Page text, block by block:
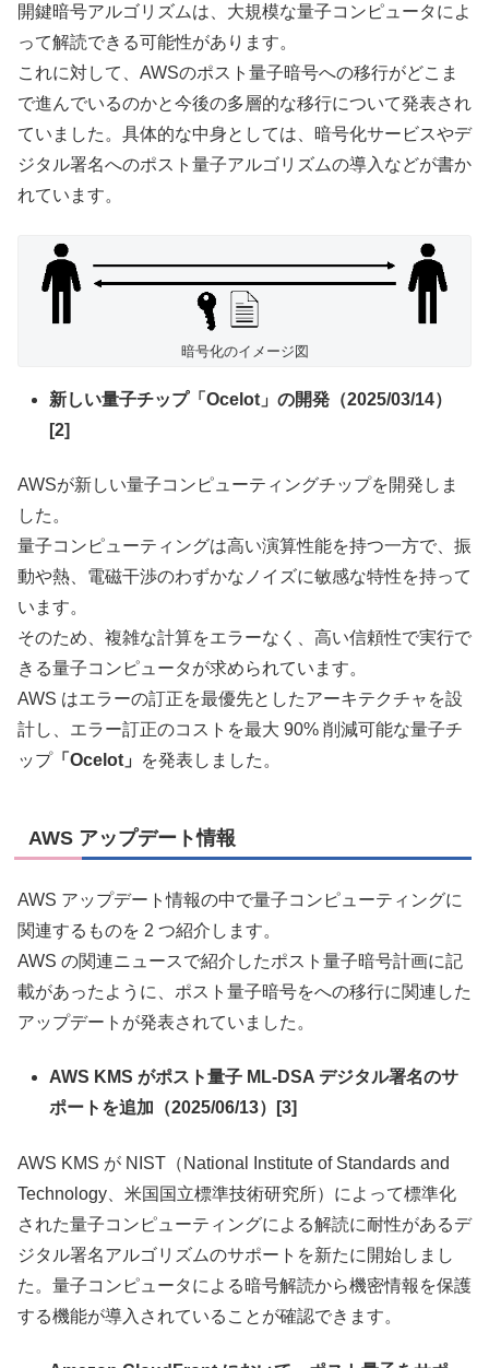
開鍵暗号アルゴリズムは、大規模な量子コンピュータによ
って解読できる可能性があります。
これに対して、AWSのポスト量子暗号への移行がどこま
で進んでいるのかと今後の多層的な移行について発表され
ていました。具体的な中身としては、暗号化サービスやデ
ジタル署名へのポスト量子アルゴリズムの導入などが書か
れています。
暗号化のイメージ図
新しい量子チップ「Ocelot」の開発（2025/03/14）
[2]
AWSが新しい量子コンピューティングチップを開発しま
した。
量子コンピューティングは高い演算性能を持つ一方で、振
動や熱、電磁干渉のわずかなノイズに敏感な特性を持って
います。
そのため、複雑な計算をエラーなく、高い信頼性で実行で
きる量子コンピュータが求められています。
AWS はエラーの訂正を最優先としたアーキテクチャを設
計し、エラー訂正のコストを最大 90% 削減可能な量子チ
ップ「Ocelot」 を発表しました。
AWS アップデート情報
AWS アップデート情報の中で量子コンピューティングに
関連するものを 2 つ紹介します。
AWS の関連ニュースで紹介したポスト量子暗号計画に記
載があったように、ポスト量子暗号をへの移行に関連した
アップデートが発表されていました。
AWS KMS がポスト量子 ML-DSA デジタル署名のサ
ポートを追加（2025/06/13）[3]
AWS KMS が NIST（National Institute of Standards and
Technology、米国国立標準技術研究所）によって標準化
された量子コンピューティングによる解読に耐性があるデ
ジタル署名アルゴリズムのサポートを新たに開始しまし
た。量子コンピュータによる暗号解読から機密情報を保護
する機能が導入されていることが確認できます。